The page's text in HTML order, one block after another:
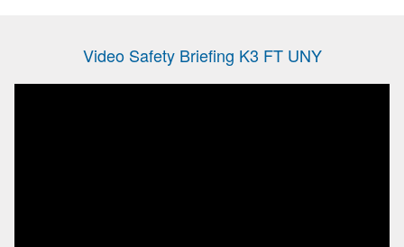
Video Safety Briefing K3 FT UNY